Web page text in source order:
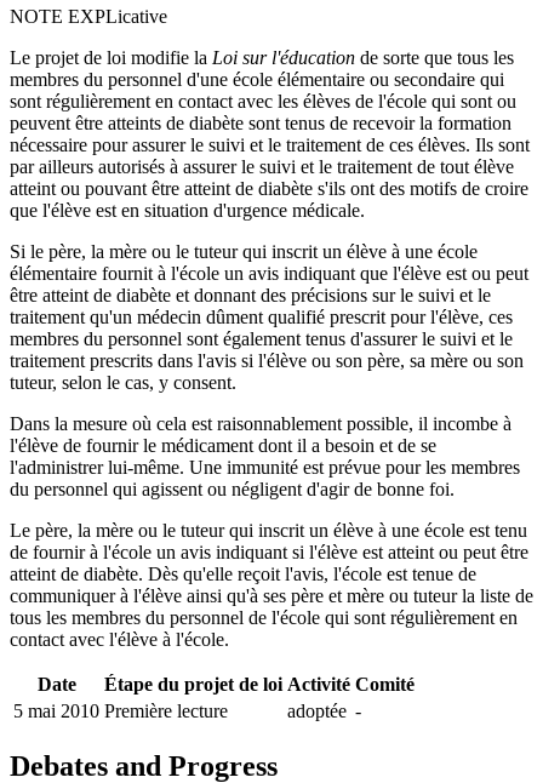
NOTE EXPLicative
Le projet de loi modifie la Loi sur l'éducation de sorte que tous les
membres du personnel d'une école élémentaire ou secondaire qui
sont régulièrement en contact avec les élèves de l'école qui sont ou
peuvent être atteints de diabète sont tenus de recevoir la formation
nécessaire pour assurer le suivi et le traitement de ces élèves. Ils sont
par ailleurs autorisés à assurer le suivi et le traitement de tout élève
atteint ou pouvant être atteint de diabète s'ils ont des motifs de croire
que l'élève est en situation d'urgence médicale.
Si le père, la mère ou le tuteur qui inscrit un élève à une école
élémentaire fournit à l'école un avis indiquant que l'élève est ou peut
être atteint de diabète et donnant des précisions sur le suivi et le
traitement qu'un médecin dûment qualifié prescrit pour l'élève, ces
membres du personnel sont également tenus d'assurer le suivi et le
traitement prescrits dans l'avis si l'élève ou son père, sa mère ou son
tuteur, selon le cas, y consent.
Dans la mesure où cela est raisonnablement possible, il incombe à
l'élève de fournir le médicament dont il a besoin et de se
l'administrer lui-même. Une immunité est prévue pour les membres
du personnel qui agissent ou négligent d'agir de bonne foi.
Le père, la mère ou le tuteur qui inscrit un élève à une école est tenu
de fournir à l'école un avis indiquant si l'élève est atteint ou peut être
atteint de diabète. Dès qu'elle reçoit l'avis, l'école est tenue de
communiquer à l'élève ainsi qu'à ses père et mère ou tuteur la liste de
tous les membres du personnel de l'école qui sont régulièrement en
contact avec l'élève à l'école.
Date Étape du projet de loi Activité Comité
5 mai 2010 Première lecture adoptée -
Debates and Progress